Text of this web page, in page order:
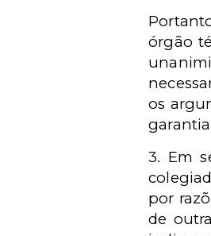
órgão
os
3. Em
por
de